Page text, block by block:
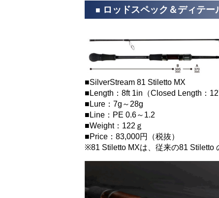
■ ロッドスペック＆ディテー
■SilverStream 81 Stiletto MX
■Length：8ft 1in（Closed Length：
■Lure：7g～28g
■Line：PE 0.6～1.2
■Weight：122ｇ
■Price：83,000円（税抜）
※81 Stiletto MXは、従来の81 Stiletto